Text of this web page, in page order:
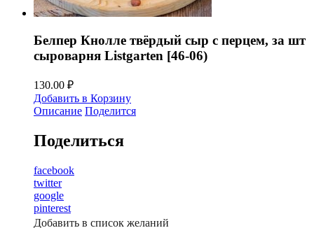
Белпер Кнолле твёрдый сыр с перцем, за шт
сыроварня Listgarten [46-06)
130.00 ₽
Добавить в Корзину
Описание Поделится
Поделиться
facebook
twitter
google
pinterest
Добавить в список желаний